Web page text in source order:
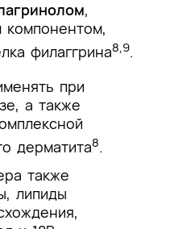
,
компонентом,
филаггрина8,9.
при
а также
дерматита8.
также
липиды